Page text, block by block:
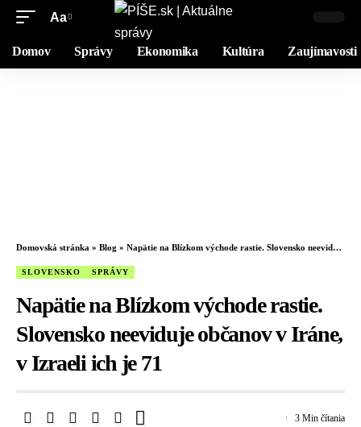
Aa
Domov Správy Ekonomika Kultúra Zaujímavosti
Domovská stránka » Blog » Napätie na Blízkom východe rastie. Slovensko neeviduje občanov v Iráne, v Izraeli ich je 71
SLOVENSKO SPRÁVY
Napätie na Blízkom východe rastie.
Slovensko neeviduje občanov v Iráne,
v Izraeli ich je 71
3 Min čítania